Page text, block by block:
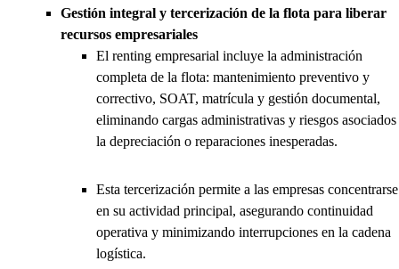
Gestión integral y tercerización de la flota para liberar
recursos empresariales
El renting empresarial incluye la administración
completa de la flota: mantenimiento preventivo y
correctivo, SOAT, matrícula y gestión documental,
eliminando cargas administrativas y riesgos asociados
la depreciación o reparaciones inesperadas.
Esta tercerización permite a las empresas concentrarse
en su actividad principal, asegurando continuidad
operativa y minimizando interrupciones en la cadena
logística.